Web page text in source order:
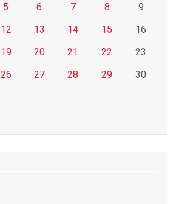
5 6 7 8
9
12 13 14 15
16
19 20 21 22
23
26 27 28 29
30